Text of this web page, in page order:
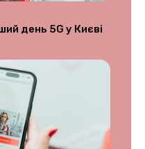
день 5G у Києві